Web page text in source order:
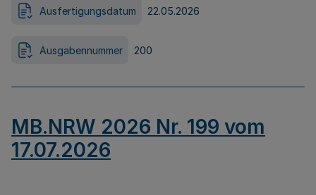
Ausfertigungsdatum 22.05.2026
Ausgabennummer 200
MB.NRW 2026 Nr. 199 vom
17.07.2026